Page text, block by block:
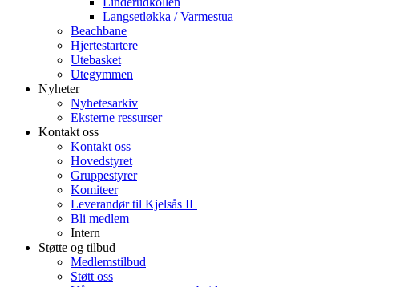
Langsetløkka / Varmestua
Beachbane
Hjertestartere
Utebasket
Utegymmen
Nyheter
Nyhetesarkiv
Eksterne ressurser
Kontakt oss
Kontakt oss
Hovedstyret
Gruppestyrer
Komiteer
Leverandør til Kjelsås IL
Bli medlem
Intern
Støtte og tilbud
Medlemstilbud
Støtt oss